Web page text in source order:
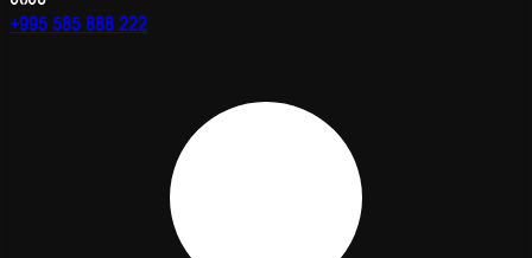
+995 585 888 222